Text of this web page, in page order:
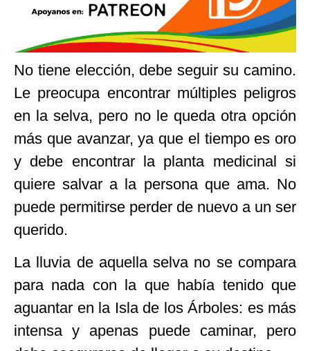
No tiene elección, debe seguir su camino.
Le preocupa encontrar múltiples peligros
en la selva, pero no le queda otra opción
más que avanzar, ya que el tiempo es oro
y debe encontrar la planta medicinal si
quiere salvar a la persona que ama. No
puede permitirse perder de nuevo a un ser
querido.
La lluvia de aquella selva no se compara
para nada con la que había tenido que
aguantar en la Isla de los Árboles: es más
intensa y apenas puede caminar, pero